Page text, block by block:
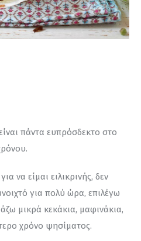
πάντα ευπρόσδεκτο στο
να είμαι ειλικρινής, δεν
για πολύ ώρα, επιλέγω
μικρά κεκάκια, μαφινάκια,
χρόνο ψησίματος.